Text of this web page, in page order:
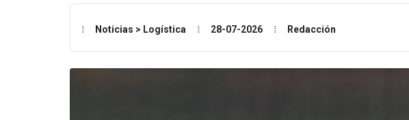
Noticias > Logística 28-07-2026 Redacción